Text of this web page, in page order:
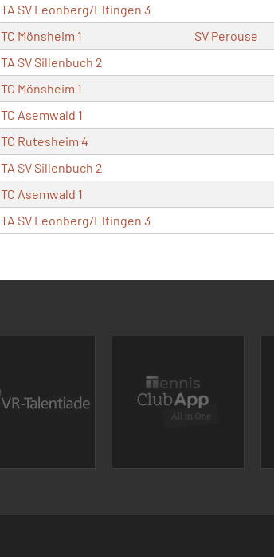
TA SV Leonberg/Eltingen 3
TC Mönsheim 1 SV Perouse
TA SV Sillenbuch 2
TC Mönsheim 1
TC Asemwald 1
TC Rutesheim 4
TA SV Sillenbuch 2
TC Asemwald 1
TA SV Leonberg/Eltingen 3